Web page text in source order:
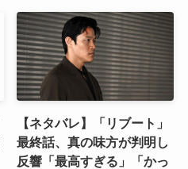
【ネタバレ】「リブート」
最終話、真の味方が判明し
反響「最高すぎる」「かっ